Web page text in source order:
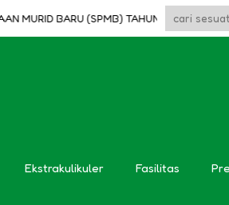
MURID BARU (SPMB) TAHUN 2026 / 2027
Ekstrakulikuler Fasilitas